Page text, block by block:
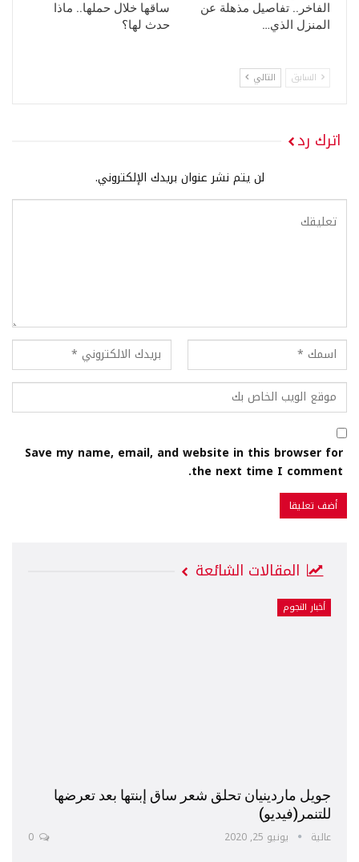
الفاخر.. تفاصيل مذهلة عن
المنزل الذي…
ساقها خلال حملها.. ماذا
حدث لها؟
السابق التالي
اترك رد
لن يتم نشر عنوان بريدك الإلكتروني.
Save my name, email, and website in this browser for
the next time I comment.
المقالات الشائعة
أخبار النجوم
جويل ماردينيان تحلق شعر ساق إبنتها بعد تعرضها
للتنمر(فيديو)
عالية يونيو 25, 2020